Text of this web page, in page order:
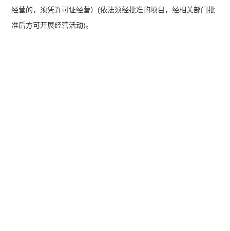
经营的，须凭许可证经营）(依法须经批准的项目，经相关部门批
准后方可开展经营活动)。